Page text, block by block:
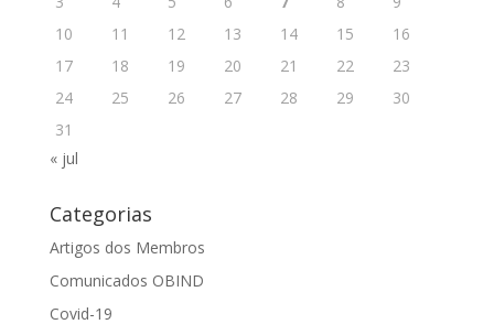
10
11 12 13 14 15
16
17
18 19 20 21 22
23
24
25 26 27 28 29
30
31
« jul
Categorias
Artigos dos Membros
Comunicados OBIND
Covid-19